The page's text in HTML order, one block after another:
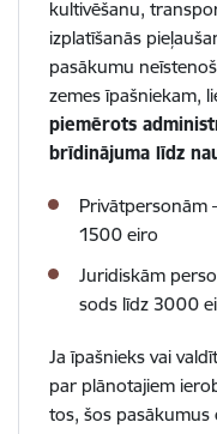
kultivēšanu,
izplatīšanās
pasākumu
zemes īpašniekam,
piemērots
brīdinājuma līdz
Privātpersonām
1500 eiro
Juridiskām
sods līdz 3000
Ja īpašnieks vai
par plānotajiem
tos, šos pasākumus